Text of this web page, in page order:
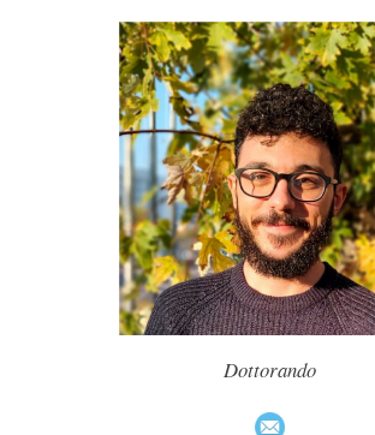
Dottorando